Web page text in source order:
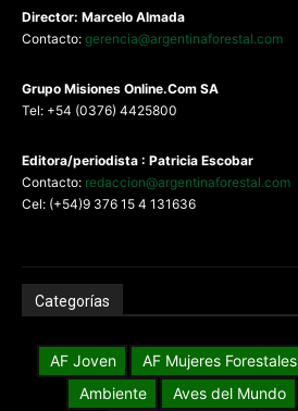
Director: Marcelo Almada
Contacto: gerencia@argentinaforestal.com
Grupo Misiones Online.Com SA
Tel: +54 (0376) 4425800
Editora/periodista : Patricia Escobar
Contacto: redaccion@argentinaforestal.com
Cel: (+54)9 376 15 4 131636
Categorías
AF Joven AF Mujeres Forestales
Ambiente
Aves del Mundo